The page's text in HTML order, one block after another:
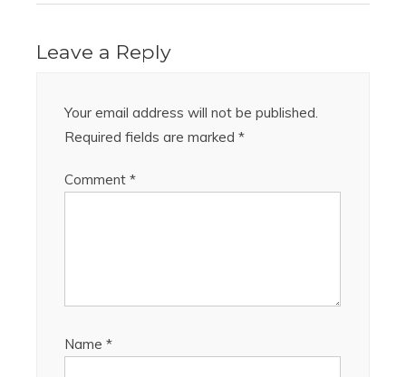
Leave a Reply
Your email address will not be published.
Required fields are marked *
Comment *
Name *